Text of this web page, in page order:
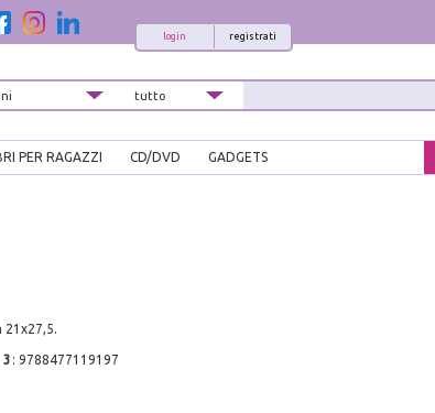
registrati
login
PER RAGAZZI CD/DVD GADGETS
21x27,5.
: 9788477119197